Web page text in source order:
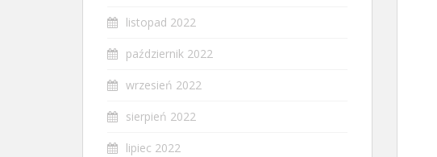
listopad 2022
październik 2022
wrzesień 2022
sierpień 2022
lipiec 2022